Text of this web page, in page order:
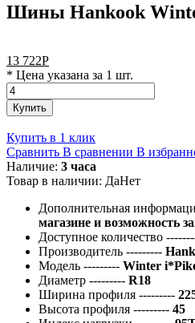
Шины Hankook
13 722Р
* Цена указана за 1 шт.
Купить
Купить в 1 клик
Сравнить В сравнении В
Наличие: 3 часа
Товар в наличии: ДаНет
Дополнительная
магазине и возможность
Доступное количество
Производитель ---------
Модель --------- Winter
Диаметр --------- R18
Ширина профиля ---------
Высота профиля --------- 45